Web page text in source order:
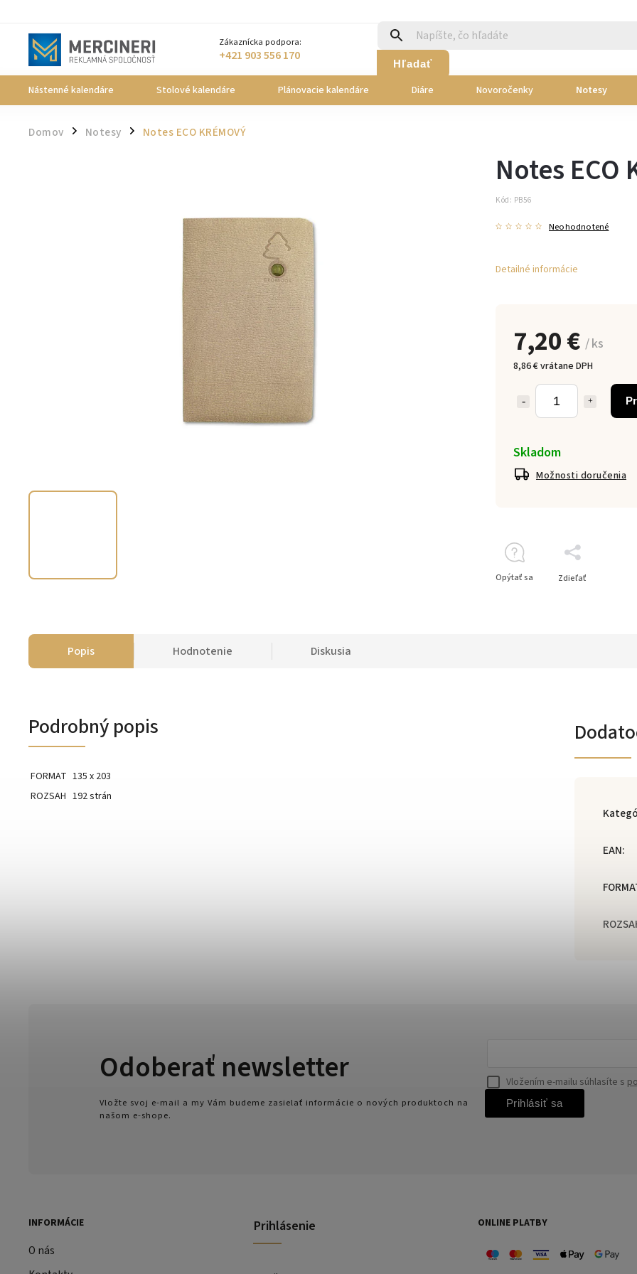
Zákaznícka podpora:
+421 903 556 170 Hľadať
Nástenné kalendáre Stolové kalendáre Plánovacie kalendáre Diáre Novoročenky Notesy
Domov / Notesy / Notes ECO KRÉMOVÝ
7,20 € / ks
8,86 € vrátane DPH
Skladom
Možnosti doručenia
Notes ECO
Kód: PB56
Neohodnotené
Detailné informácie
Opýtať sa Zdieľať
Popis Hodnotenie Diskusia
Podrobný popis
FORMAT 135 x 203
ROZSAH 192 strán
EAN:
INFORMÁCIE
O nás
Odoberať newsletter
Vložte svoj e-mail a my Vám budeme zasielať informácie o nových produktoch na
našom e-shope.
Vložením e-mailu súhlasíte s
Prihlásiť sa
Prihlásenie ONLINE PLATBY